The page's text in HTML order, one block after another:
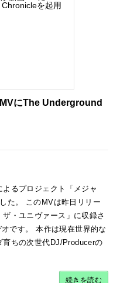
にThe Underground
るプロジェクト「メジャ
た。 このMVは昨日リリー
・ユニヴァース」に収録さ
です。 本作は現在世界的な
ちの次世代DJ/Producerの
続きを読む